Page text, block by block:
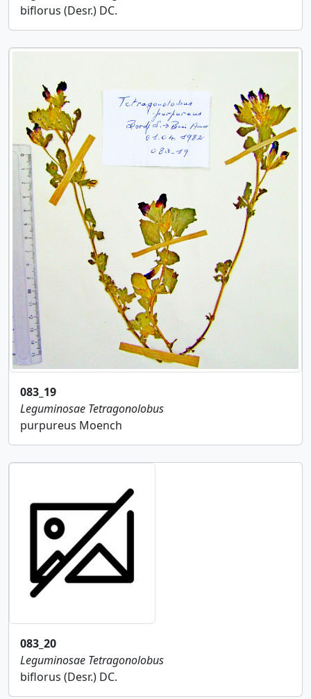
biflorus (Desr.) DC.
083_19
Leguminosae Tetragonolobus
purpureus Moench
083_20
Leguminosae Tetragonolobus
biflorus (Desr.) DC.